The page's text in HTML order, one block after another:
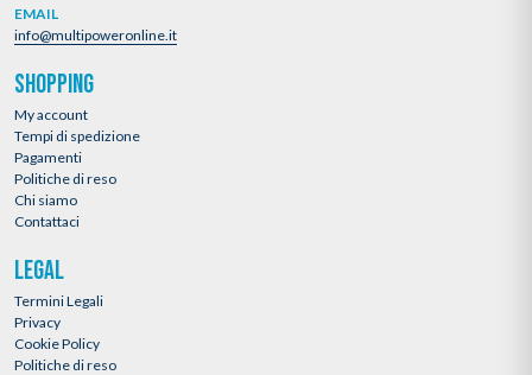
EMAIL
info@multipoweronline.it
SHOPPING
My account
Tempi di spedizione
Pagamenti
Politiche di reso
Chi siamo
Contattaci
LEGAL
Termini Legali
Privacy
Cookie Policy
Politiche di reso